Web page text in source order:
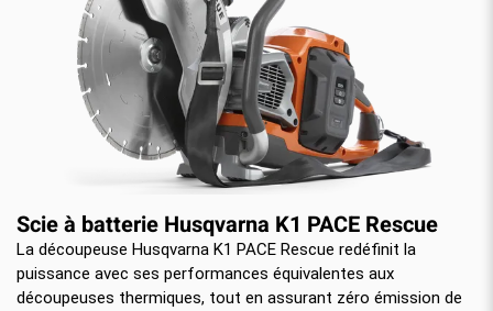
Scie à batterie Husqvarna K1 PACE Rescue
La découpeuse Husqvarna K1 PACE Rescue redéfinit la
puissance avec ses performances équivalentes aux
découpeuses thermiques, tout en assurant zéro émission de